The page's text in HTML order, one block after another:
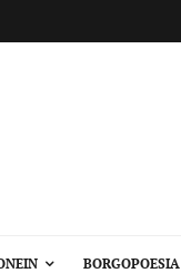
BORGOPOESIA